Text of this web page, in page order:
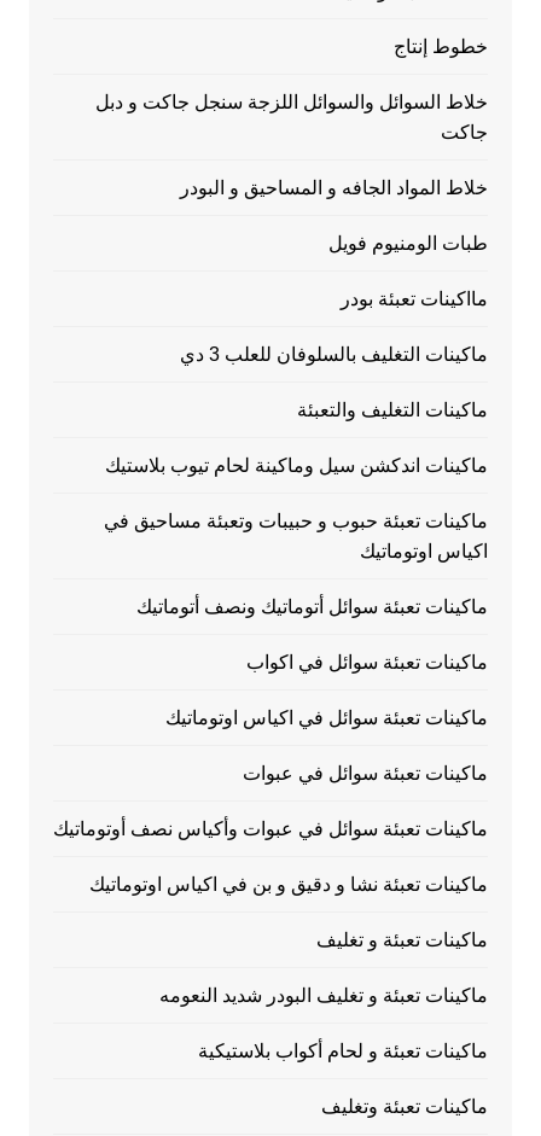
خطوط إنتاج
خلاط السوائل والسوائل اللزجة سنجل جاكت و دبل
جاكت
خلاط المواد الجافه و المساحيق و البودر
طبات الومنيوم فويل
مااكينات تعبئة بودر
ماكينات التغليف بالسلوفان للعلب 3 دي
ماكينات التغليف والتعبئة
ماكينات اندكشن سيل وماكينة لحام تيوب بلاستيك
ماكينات تعبئة حبوب و حبيبات وتعبئة مساحيق في
اكياس اوتوماتيك
ماكينات تعبئة سوائل أتوماتيك ونصف أتوماتيك
ماكينات تعبئة سوائل في اكواب
ماكينات تعبئة سوائل في اكياس اوتوماتيك
ماكينات تعبئة سوائل في عبوات
ماكينات تعبئة سوائل في عبوات وأكياس نصف أوتوماتيك
ماكينات تعبئة نشا و دقيق و بن في اكياس اوتوماتيك
ماكينات تعبئة و تغليف
ماكينات تعبئة و تغليف البودر شديد النعومه
ماكينات تعبئة و لحام أكواب بلاستيكية
ماكينات تعبئة وتغليف